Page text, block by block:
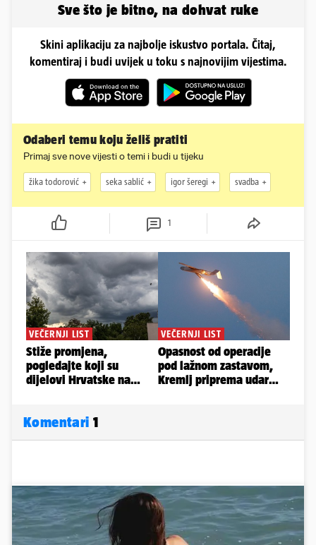
Sve što je bitno, na dohvat ruke
Skini aplikaciju za najbolje iskustvo portala. Čitaj,
komentiraj i budi uvijek u toku s najnovijim vijestima.
Odaberi temu koju želiš pratiti
Primaj sve nove vijesti o temi i budi u tijeku
žika todorović seka sablić igor šeregi svadba
1
Komentari 1